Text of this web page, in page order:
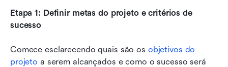
Etapa 1: Definir metas do projeto e critérios de
sucesso
Comece esclarecendo quais são os objetivos do
projeto a serem alcançados e como o sucesso será